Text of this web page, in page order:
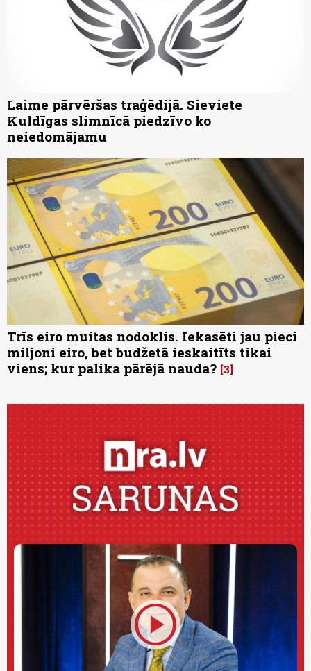
Laime pārvēršas traģēdijā. Sieviete
Kuldīgas slimnīcā piedzīvo ko
neiedomājamu
Trīs eiro muitas nodoklis. Iekasēti jau pieci
miljoni eiro, bet budžetā ieskaitīts tikai
viens; kur palika pārējā nauda? 3
play_circle